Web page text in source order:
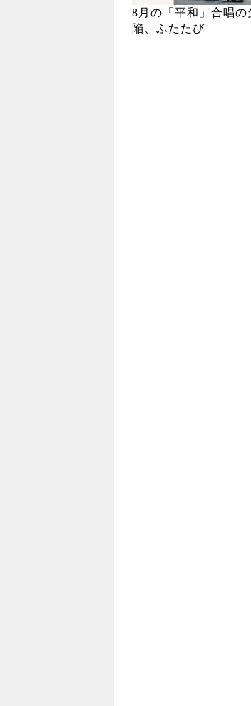
8月の「平和」合唱の
陥、ふたたび